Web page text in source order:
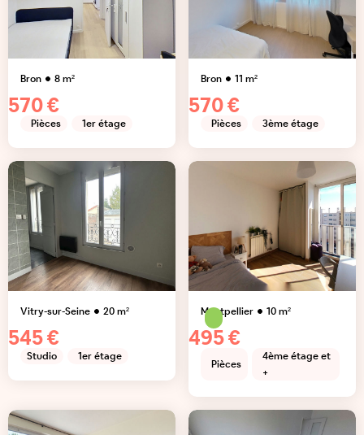
Bron 8m²
570 €
Pièces 1er étage
Bron 11 m²
570 €
Pièces 3ème étage
Vitry-sur-Seine 20m²
545 €
Studio 1er étage
Montpellier 10m²
495 €
Pièces
4ème étage et
+